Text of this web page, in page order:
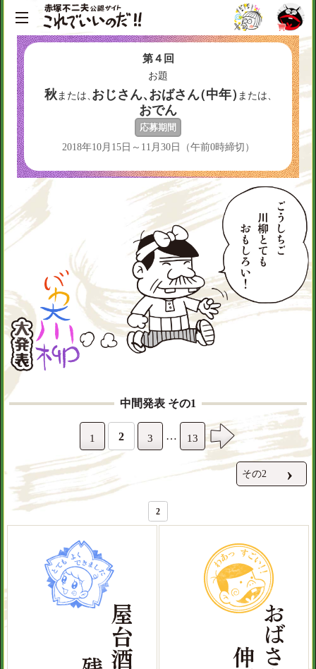
第４回
お題
秋または おじさん、 おばさ ん（中年） または
おでん
応募期間
2018年10月15日～11月30日（午前0時締切）
中間発表 その1
1 2 3 … 13
その2 ›
2